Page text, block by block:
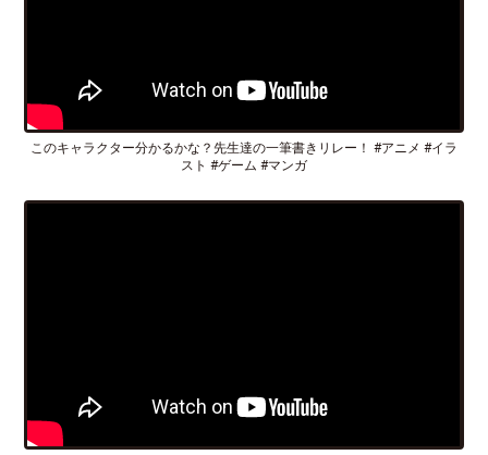
このキャラクター分かるかな？先生達の一筆書きリレー！ #アニメ #イラ
スト #ゲーム #マンガ